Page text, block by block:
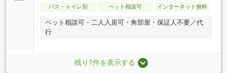
バス・トイレ別
ペット相談可 インターネット無料
ペット相談可・二人入居可・角部屋・保証人不要／代
行
残り1件を表示する